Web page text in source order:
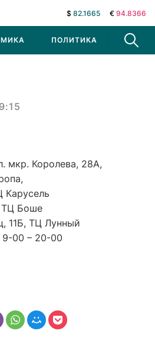
$ 82.1665 € 94.8366
ПОЛИТИКА В МИРЕ
мкр. Королева, 28А,
Карусель
ТЦ Боше
11Б, ТЦ Лунный
00 – 20-00